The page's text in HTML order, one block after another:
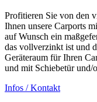
Profitieren Sie von den
Ihnen unsere Carports
auf Wunsch ein
das vollverzinkt ist und
Geräteraum für Ihren
und mit Schiebetür und/
Infos / Kontakt